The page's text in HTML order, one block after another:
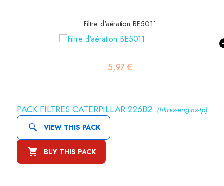
Filtre à air sécurité SA16300
19,45 €
PACK FILTRES CATERPILLAR 226B2 (filtres-engins-tp)
 VIEW THIS PACK
 BUY THIS PACK